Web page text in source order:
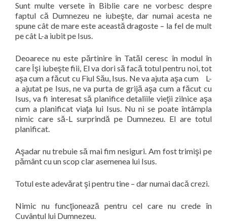
Sunt multe versete în Biblie care ne vorbesc despre
faptul că Dumnezeu ne iubeşte, dar numai acesta ne
spune cât de mare este această dragoste – la fel de mult
pe cât L-a iubit pe Isus.
Deoarece nu este părtinire în Tatăl ceresc în modul în
care Îşi iubeşte fiii, El va dori să facă totul pentru noi, tot
aşa cum a făcut cu Fiul Său, Isus. Ne va ajuta aşa cum L-
a ajutat pe Isus, ne va purta de grijă aşa cum a făcut cu
Isus, va fi interesat să planifice detaliile vieţii zilnice aşa
cum a planificat viaţa lui Isus. Nu ni se poate întâmpla
nimic care să-L surprindă pe Dumnezeu. El are totul
planificat.
Aşadar nu trebuie să mai fim nesiguri. Am fost trimişi pe
pământ cu un scop clar asemenea lui Isus.
Totul este adevărat şi pentru tine – dar numai dacă crezi.
Nimic nu funcţionează pentru cel care nu crede în
Cuvântul lui Dumnezeu.